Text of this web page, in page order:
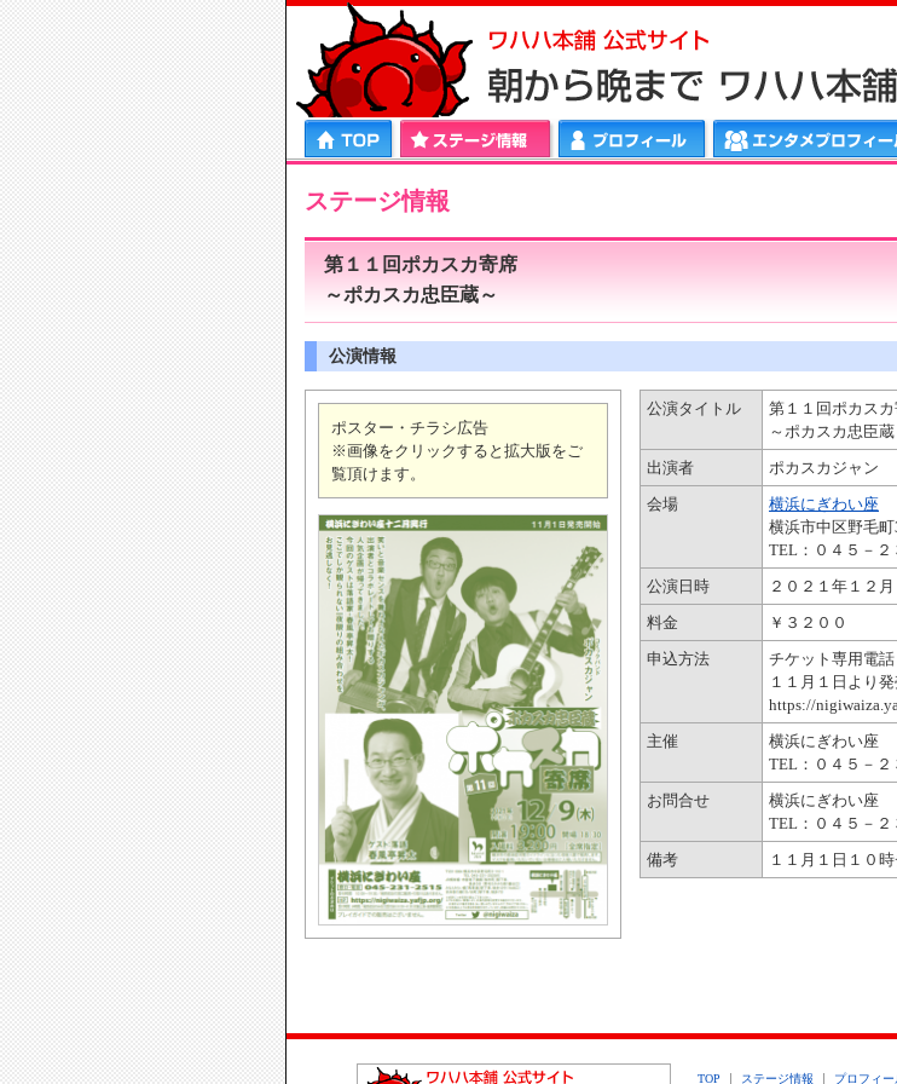
ステージ情報 プロフィールエンタメプロフィール ＯＡ情報
ステージ情報
第１１回ポカスカ寄席
～ポカスカ忠臣蔵～
公演情報
ポスター・チラシ広告
※画像をクリックすると拡大版をご
覧頂けます。
公演タイトル
第１１回ポカス
～ポカスカ忠臣蔵
出演者
ポカスカジャン
会場
横浜にぎわい座
横浜市中区野毛
TEL：０４５－２
公演日時
２０２１年１２
料金
￥３２００
申込方法
チケット専用電
１１月１日より
https://
主催
横浜にぎわい座
TEL：０４５－２
お問合せ
横浜にぎわい座
TEL：０４５－２
備考
１１月１日１０
TOP ステージ情報 プロフィー